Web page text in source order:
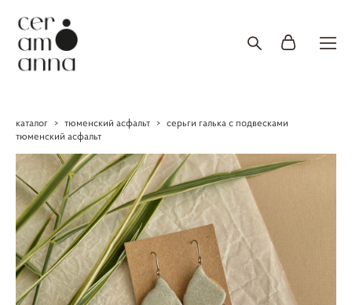
каталог > тюменский асфальт > серьги галька с подвесками
тюменский асфальт